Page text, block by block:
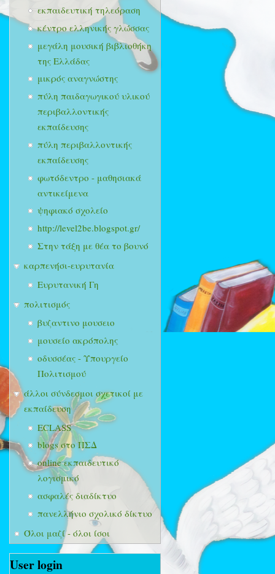
εκπαιδευτική τηλεόραση
κέντρο ελληνικής γλώσσας
μεγάλη μουσική βιβλιοθήκη
της Ελλάδας
μικρός αναγνώστης
πύλη παιδαγωγικού υλικού
περιβαλλοντικής
εκπαίδευσης
πύλη περιβαλλοντικής
εκπαίδευσης
φωτόδεντρο - μαθησιακά
αντικείμενα
ψηφιακό σχολείο
http://level2be.blogspot.gr/
Στην τάξη με θέα το βουνό
καρπενήσι-ευρυτανία
Ευρυτανική Γη
πολιτισμός
βυζαντινο μουσειο
μουσείο ακρόπολης
οδυσσέας - Υπουργείο
Πολιτισμού
άλλοι σύνδεσμοι σχετικοί με
εκπαίδευση
ECLASS
blogs στο ΠΣΔ
online εκπαιδευτικό
λογισμικό
ασφαλές διαδίκτυο
πανελλήνιο σχολικό δίκτυο
Όλοι μαζί - όλοι ίσοι
User login